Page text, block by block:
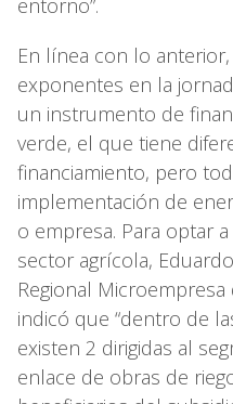
En línea con lo
exponentes en la
un instrumento de
verde, el que tiene
financiamiento, pero
implementación de
o empresa. Para optar
sector agrícola,
Regional
indicó que “dentro de
existen 2 dirigidas al
enlace de obras de